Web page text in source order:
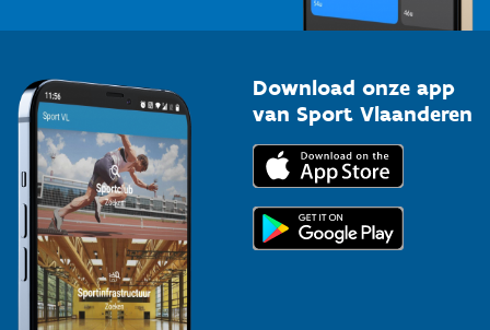
Download onze app
van Sport Vlaanderen